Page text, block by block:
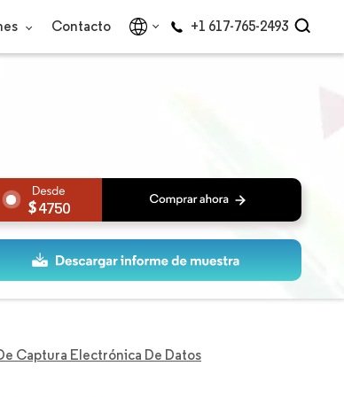
Contacto +1 617-765-2493
4750
Captura Electrónica De Datos